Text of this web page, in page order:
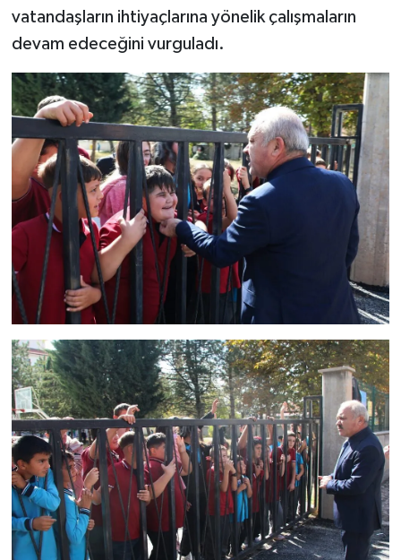
vatandaşların ihtiyaçlarına yönelik çalışmaların
devam edeceğini vurguladı.